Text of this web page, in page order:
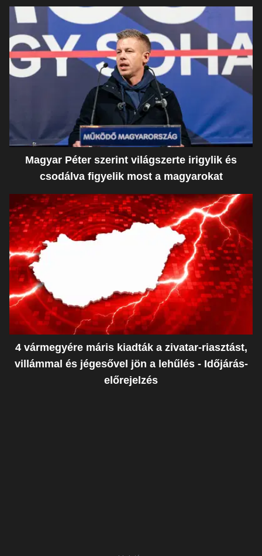
Magyar Péter szerint világszerte irigylik és
csodálva figyelik most a magyarokat
4 vármegyére máris kiadták a zivatar-riasztást,
villámmal és jégesővel jön a lehűlés - Időjárás-
előrejelzés